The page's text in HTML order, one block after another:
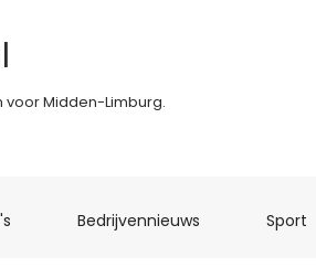
Midden-Limburg.
(current)Bedrijvennieuws (current)Sport